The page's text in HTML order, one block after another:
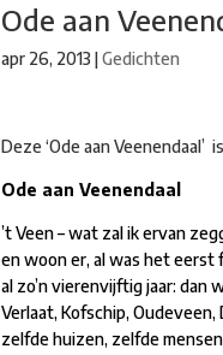
Ode aan
apr 26, 2013 |Gedichten
Deze ‘Ode aan
Ode aan Veenendaal
’t Veen – wat zal ik ervan
en woon er, al was het eerst
al zo’n vierenvijftig jaar: dan
Verlaat, Kofschip, Oudeveen,
zelfde huizen, zelfde